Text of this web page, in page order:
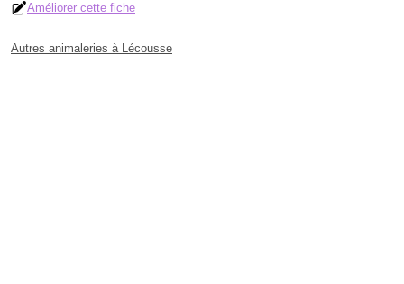
Améliorer cette fiche
Autres animaleries à Lécousse